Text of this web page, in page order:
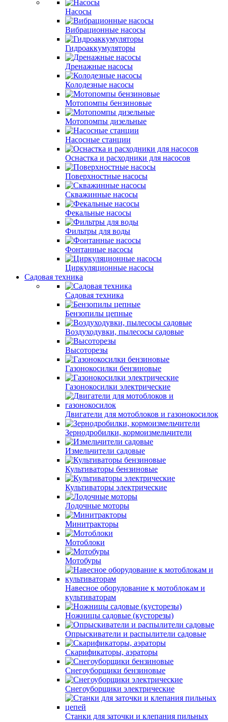
Насосы
Вибрационные насосы
Гидроаккумуляторы
Дренажные насосы
Колодезные насосы
Мотопомпы бензиновые
Мотопомпы дизельные
Насосные станции
Оснастка и расходники для насосов
Поверхностные насосы
Скважинные насосы
Фекальные насосы
Фильтры для воды
Фонтанные насосы
Циркуляционные насосы
Садовая техника
Садовая техника
Бензопилы цепные
Воздуходувки, пылесосы садовые
Высоторезы
Газонокосилки бензиновые
Газонокосилки электрические
Двигатели для мотоблоков и газонокосилок
Зернодробилки, кормоизмельчители
Измельчители садовые
Культиваторы бензиновые
Культиваторы электрические
Лодочные моторы
Минитракторы
Мотоблоки
Мотобуры
Навесное оборудование к мотоблокам и
культиваторам
Ножницы садовые (кусторезы)
Опрыскиватели и распылители садовые
Скарификаторы, аэраторы
Снегоуборщики бензиновые
Снегоуборщики электрические
Станки для заточки и клепания пильных